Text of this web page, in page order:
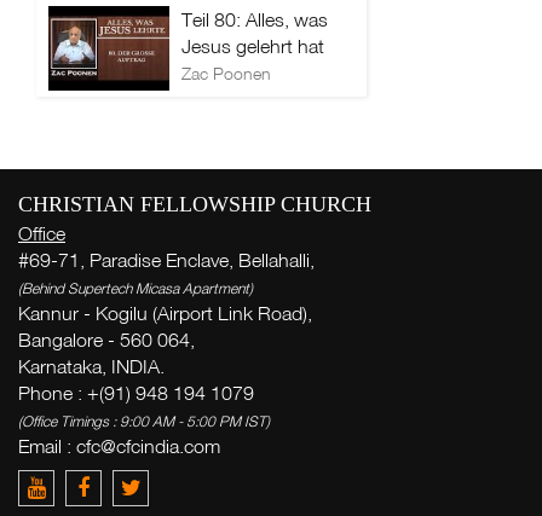
Teil 80: Alles, was
Jesus gelehrt hat
Zac Poonen
CHRISTIAN FELLOWSHIP CHURCH
Office
#69-71, Paradise Enclave, Bellahalli,
(Behind Supertech Micasa Apartment)
Kannur - Kogilu (Airport Link Road),
Bangalore - 560 064,
Karnataka, INDIA.
Phone : +(91) 948 194 1079
(Office Timings : 9:00 AM - 5:00 PM IST)
Email : cfc@cfcindia.com